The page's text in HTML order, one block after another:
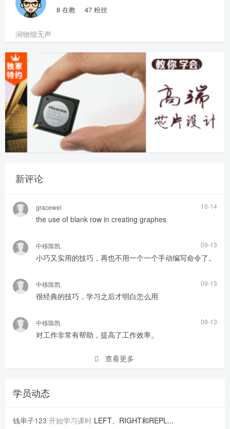
8 在教 47 粉丝
润物细无声
新评论
gracewei 10-14
the use of blank row in creating graphes
中移陈凯 09-13
小巧又实用的技巧，再也不用一个一个手动编写命令了。
中移陈凯 09-13
很经典的技巧，学习之后才明白怎么用
中移陈凯 09-13
对工作非常有帮助，提高了工作效率。
查看更多
学员动态
钱串子123 开始学习课时 LEFT、RIGHT和REPL...